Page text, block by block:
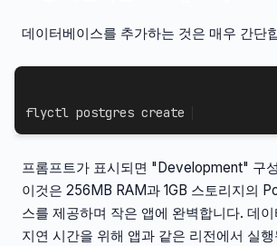
데이터베이스를 추가하는 것은 매우 간단
flyctl postgres create
프롬프트가 표시되면 "Development" 구
이것은 256MB RAM과 1GB 스토리지의
스를 제공하며 작은 앱에 완벽합니다. 데
지연 시간을 위해 앱과 같은 리전에서 실